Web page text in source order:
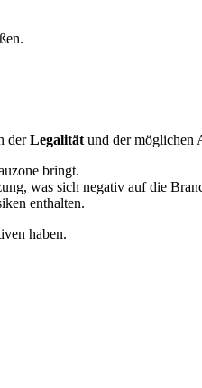
derLegalität und der möglichen
bringt.
was sich negativ auf die
enthalten.
haben.